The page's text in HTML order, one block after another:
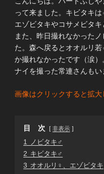
って来ました。キビタキ
エゾビタキやコサメビタキ
また、昨日撮れなかった
た。森へ戻るとオオルリ
か撮れなかったです（涙
ナイを撮った常連さんもい
画像はクリックすると拡大
目 次 非表示
1
ノビタキ♂
2 キビタキ♂
3 オオルリ♀、エゾビタキ